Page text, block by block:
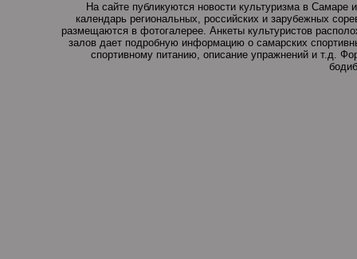
На сайте публикуются новости культуризма в
календарь региональных, российских и зарубежных
размещаются в фотогалерее. Анкеты культуристов
залов дает подробную информацию о самарских
спортивному питанию, описание упражнений и т.д.